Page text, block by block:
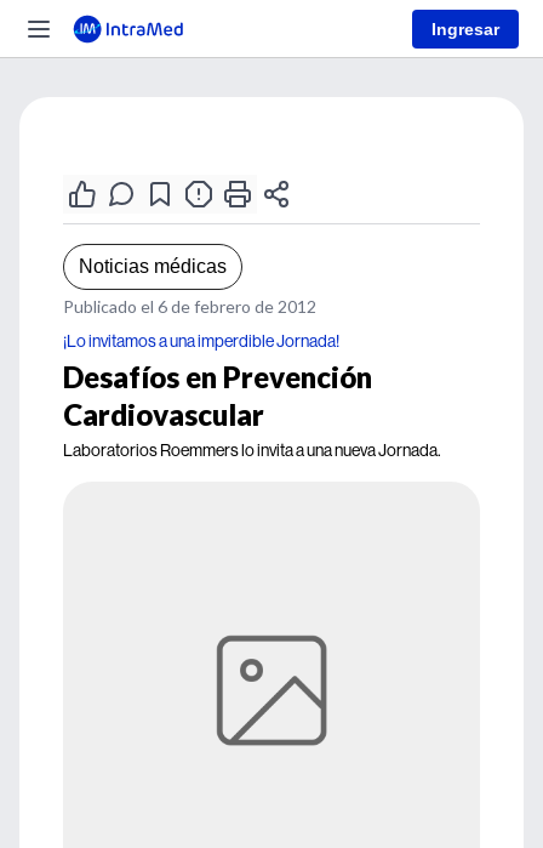
Ingresar
Noticias médicas
Publicado el 6 de febrero de 2012
¡Lo invitamos a una imperdible Jornada!
Desafíos en Prevención
Cardiovascular
Laboratorios Roemmers lo invita a una nueva Jornada.